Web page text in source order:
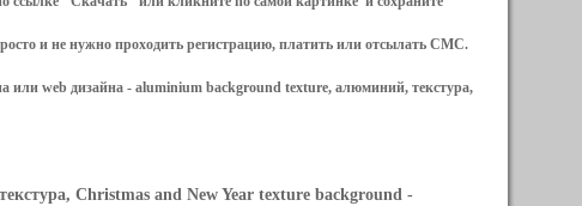
и не нужно проходить регистрацию, платить или отсылать СМС.
или web дизайна - aluminium background texture, алюминий, текстура,
Christmas and New Year texture background -